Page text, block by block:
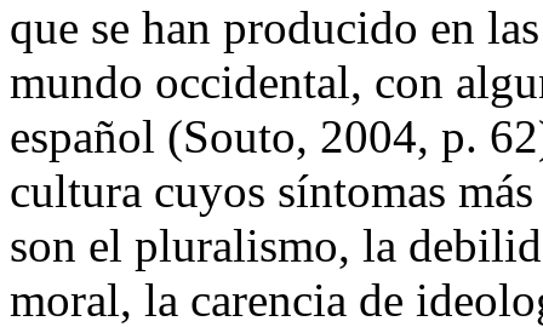
que se han producido en
mundo occidental, con
español (Souto, 2004, p.
cultura cuyos síntomas
son el pluralismo, la
moral, la carencia de